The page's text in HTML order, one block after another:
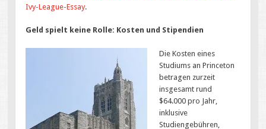
Ivy-League-Essay.
Geld spielt keine Rolle: Kosten und Stipendien
Die Kosten eines
Studiums an Princeton
betragen zurzeit
insgesamt rund
$64.000 pro Jahr,
inklusive
Studiengebühren,